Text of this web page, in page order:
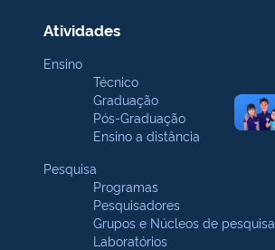
Atividades
Ensino
Técnico
Graduação
Pós-Graduação
Ensino a distância
Pesquisa
Programas
Pesquisadores
Grupos e Núcleos de pesquisa
Laboratórios